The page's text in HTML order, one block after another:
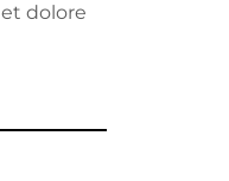
dolore